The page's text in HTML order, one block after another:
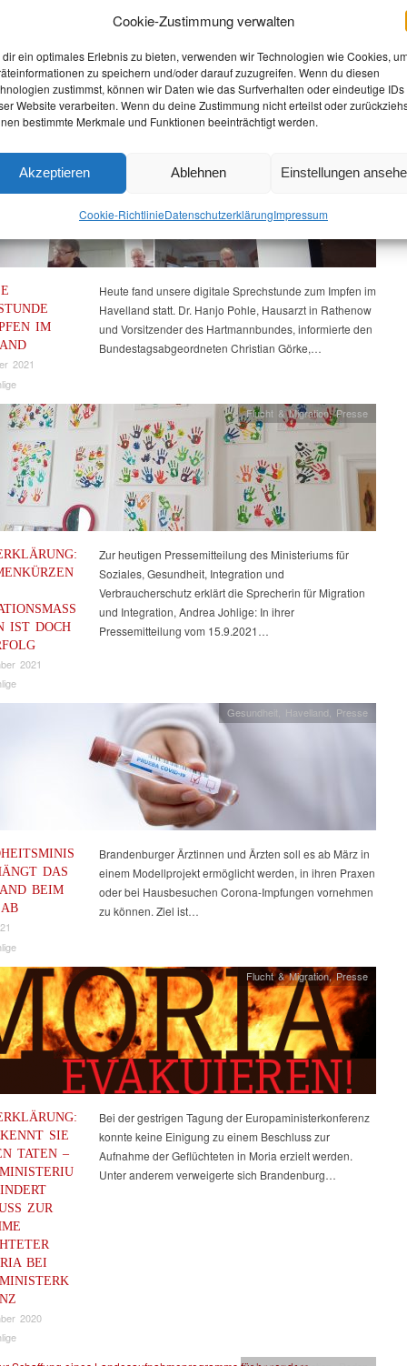
Cookie-Zustimmung verwalten
dir ein optimales Erlebnis zu bieten, verwenden wir Technologien wie Cookies,
zu speichern und/oder darauf zuzugreifen. Wenn du diesen
zustimmst, können wir Daten wie das Surfverhalten oder eindeutige IDs
Website verarbeiten. Wenn du deine Zustimmung nicht erteilst oder
bestimmte Merkmale und Funktionen beeinträchtigt werden.
Akzeptieren Ablehnen Einstellungen
Cookie-RichtlinieDatenschutz­erklärungImpressum
– es gibt auch keine Beauftragung dafür. Das geht aus
auf die Kleine…
IM
2021
Heute fand unsere digitale Sprechstunde zum Impfen im
Havelland statt. Dr. Hanjo Pohle, Hausarzt in Rathenow
und Vorsitzender des Hartmannbundes, informierte den
Bundestagsabgeordneten Christian Görke,…
DOCH K
2021
Flucht & Migration,Presse
Zur heutigen Pressemitteilung des Ministeriums für
Soziales, Gesundheit, Integration und
Verbraucherschutz erklärt die Sprecherin für Migration
und Integration, Andrea Johlige: In ihrer
Pressemitteilung vom 15.9.2021…
DAS
BEIM
Gesundheit Havelland, Presse
Brandenburger Ärztinnen und Ärzten soll es ab März in
einem Modellprojekt ermöglicht werden, in ihren Praxen
oder bei Hausbesuchen Corona-Impfungen vornehmen
zu können. Ziel ist…
SIE
TATEN –
ZUR
BEI
2020
Flucht & Migration,Presse
Bei der gestrigen Tagung der Europaministerkonferenz
konnte keine Einigung zu einem Beschluss zur
Aufnahme der Geflüchteten in Moria erzielt werden.
Unter anderem verweigerte sich Brandenburg…